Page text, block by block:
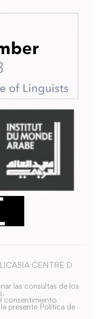
CENTRE D
las consultas de los
consentimiento
presente Política de